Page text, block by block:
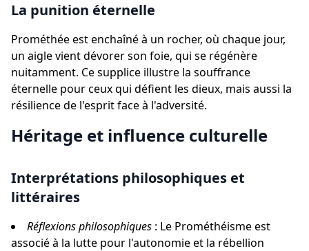
La punition éternelle
Prométhée est enchaîné à un rocher, où chaque jour,
un aigle vient dévorer son foie, qui se régénère
nuitamment. Ce supplice illustre la souffrance
éternelle pour ceux qui défient les dieux, mais aussi la
résilience de l'esprit face à l'adversité.
Héritage et influence culturelle
Interprétations philosophiques et
littéraires
Réflexions philosophiques : Le Prométhéisme est
associé à la lutte pour l'autonomie et la rébellion